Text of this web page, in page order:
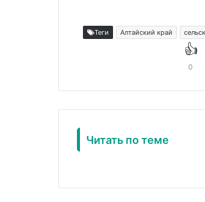
Теги Алтайский край
👍
0
Читать по теме